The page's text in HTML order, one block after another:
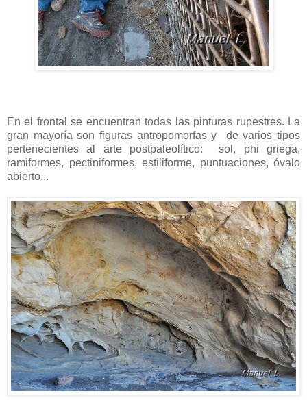
En el frontal se encuentran todas las pinturas rupestres. La
gran mayoría son figuras antropomorfas y de varios tipos
pertenecientes al arte postpaleolítico: sol, phi griega,
ramiformes, pectiniformes, estiliforme, puntuaciones, óvalo
abierto...